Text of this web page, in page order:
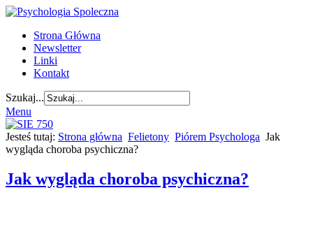
Strona Główna
Newsletter
Linki
Kontakt
Szukaj...
Menu
Jesteś tutaj: Strona główna Felietony Piórem Psychologa Jak
wygląda choroba psychiczna?
Jak wygląda choroba psychiczna?